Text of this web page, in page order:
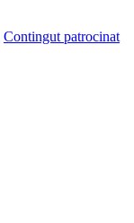
Contingut patrocinat